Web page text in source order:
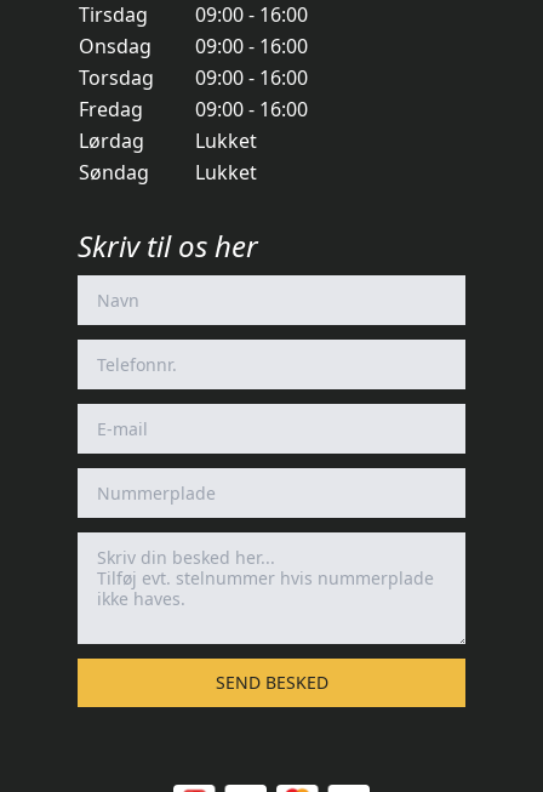
Tirsdag
09:00 - 16:00
Onsdag
09:00 - 16:00
Torsdag
09:00 - 16:00
Fredag
09:00 - 16:00
Lørdag
Lukket
Søndag
Lukket
Skriv til os her
SEND BESKED